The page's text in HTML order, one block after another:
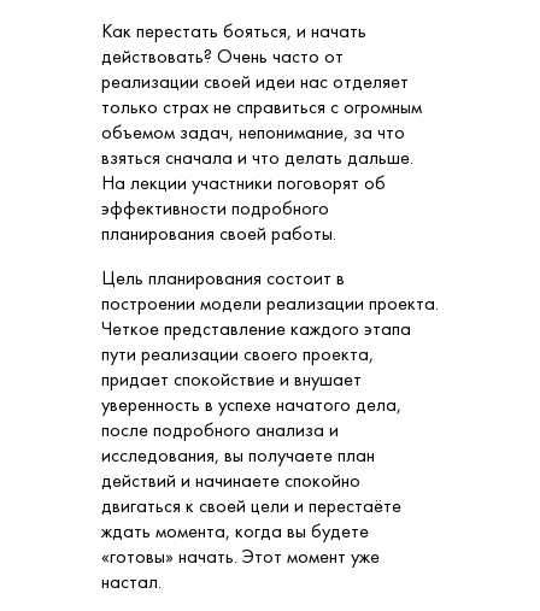
Как перестать бояться, и начать
действовать? Очень часто от
реализации своей идеи нас отделяет
только страх не справиться с огромным
объемом задач, непонимание, за что
взяться сначала и что делать дальше.
На лекции участники поговорят об
эффективности подробного
планирования своей работы.
Цель планирования состоит в
построении модели реализации проекта.
Четкое представление каждого этапа
пути реализации своего проекта,
придает спокойствие и внушает
уверенность в успехе начатого дела,
после подробного анализа и
исследования, вы получаете план
действий и начинаете спокойно
двигаться к своей цели и перестаёте
ждать момента, когда вы будете
«готовы» начать. Этот момент уже
настал.